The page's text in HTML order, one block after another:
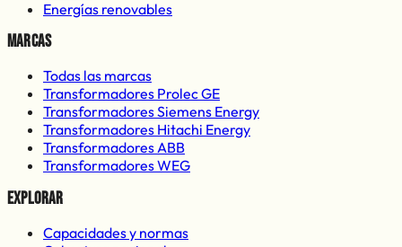
Energías renovables
Marcas
Todas las marcas
Transformadores Prolec GE
Transformadores Siemens Energy
Transformadores Hitachi Energy
Transformadores ABB
Transformadores WEG
Explorar
Capacidades y normas